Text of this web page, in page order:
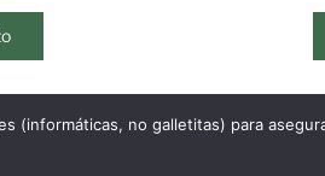
(informáticas, no galletitas) para